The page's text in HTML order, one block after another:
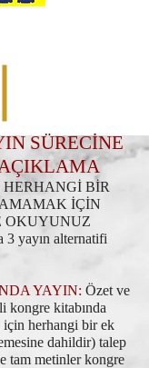
SÜRECİNE
BİR
İÇİN
OKUYUNUZ
3 yayın alternatifi
YAYIN: Özet ve
kongre kitabında
için herhangi bir ek
dahildir) talep
tam metinler kongre